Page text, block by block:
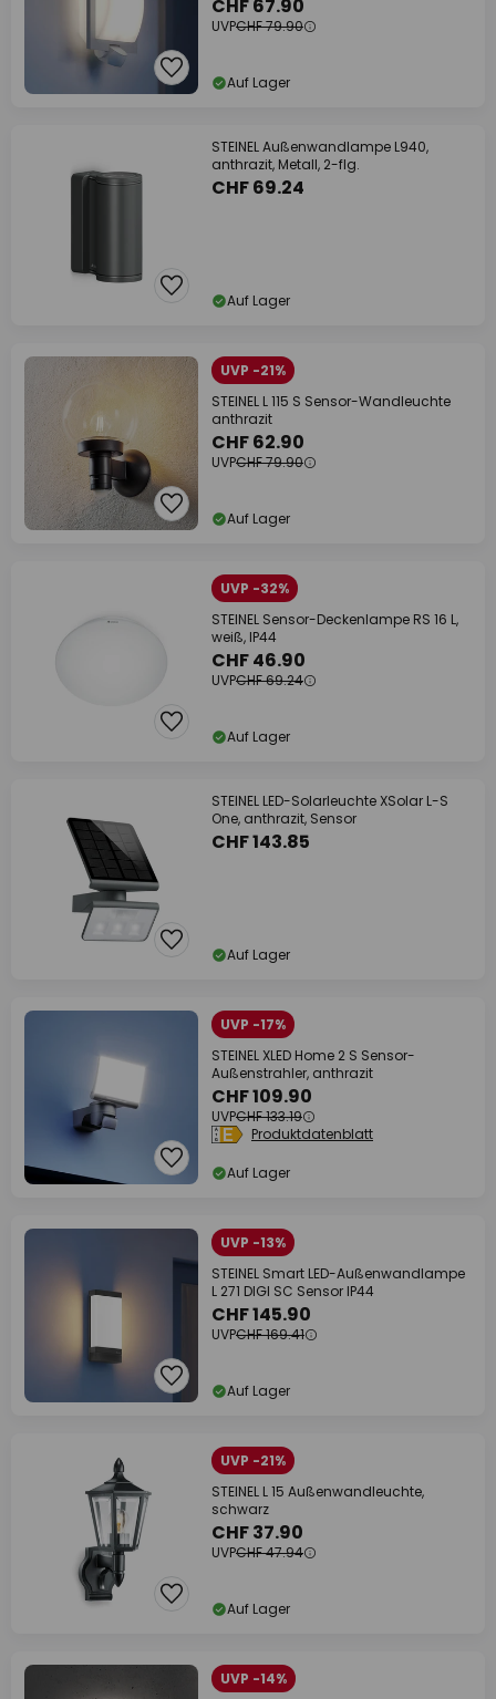
CHF 67.90
UVPCHF 79.90
Auf Lager
STEINEL Außenwandlampe L940,
anthrazit, Metall, 2-flg.
CHF 69.24
Auf Lager
UVP -21%
STEINEL L 115 S Sensor-Wandleuchte
anthrazit
CHF 62.90
UVPCHF 79.90
Auf Lager
UVP -32%
STEINEL Sensor-Deckenlampe RS 16 L,
weiß, IP44
CHF 46.90
UVPCHF 69.24
Auf Lager
STEINEL LED-Solarleuchte XSolar L-S
One, anthrazit, Sensor
CHF 143.85
Auf Lager
UVP -17%
STEINEL XLED Home 2 S Sensor-
Außenstrahler, anthrazit
CHF 109.90
UVPCHF 133.19
Produktdatenblatt
Auf Lager
UVP -13%
STEINEL Smart LED-Außenwandlampe
L 271 DIGI SC Sensor IP44
CHF 145.90
UVPCHF 169.41
Auf Lager
UVP -21%
STEINEL L 15 Außenwandleuchte,
schwarz
CHF 37.90
UVPCHF 47.94
Auf Lager
UVP -14%